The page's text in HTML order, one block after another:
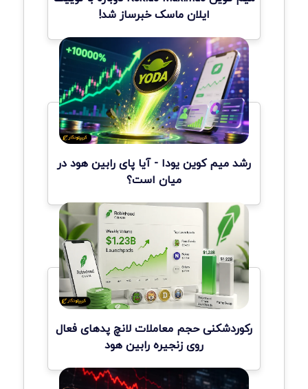
ایلان ماسک خبرساز شد!
رشد میم کوین یودا - آیا پای رابین هود در
میان است؟
رکوردشکنی حجم معاملات لانچ پدهای فعال
روی زنجیره رابین هود